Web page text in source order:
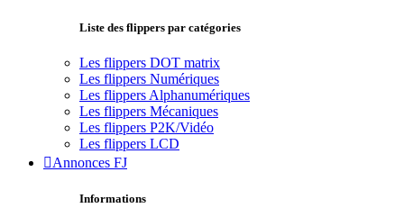
Liste des flippers par catégories
Les flippers DOT matrix
Les flippers Numériques
Les flippers Alphanumériques
Les flippers Mécaniques
Les flippers P2K/Vidéo
Les flippers LCD
Annonces FJ
Informations